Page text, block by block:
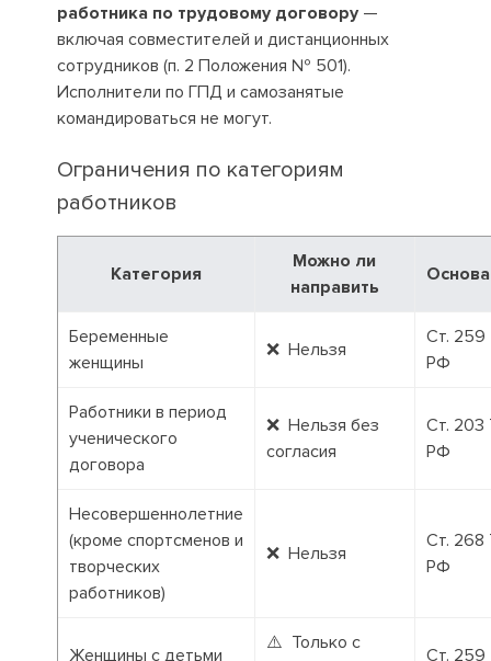
работника по трудовому договору—
включая совместителей и дистанционных
сотрудников (п. 2 Положения № 501).
Исполнители по ГПД и самозанятые
командироваться не могут.
Ограничения по категориям
работников
Категория
Можно ли
направить
Беременные
женщины
❌ Нельзя
Ст. 259
РФ
Работники в период
ученического
договора
❌ Нельзя без
согласия
Ст. 203
РФ
Несовершеннолетние
(кроме спортсменов и
творческих
работников)
❌ Нельзя
Ст. 268
РФ
Женщины с детьми
⚠️ Только с
Ст. 259